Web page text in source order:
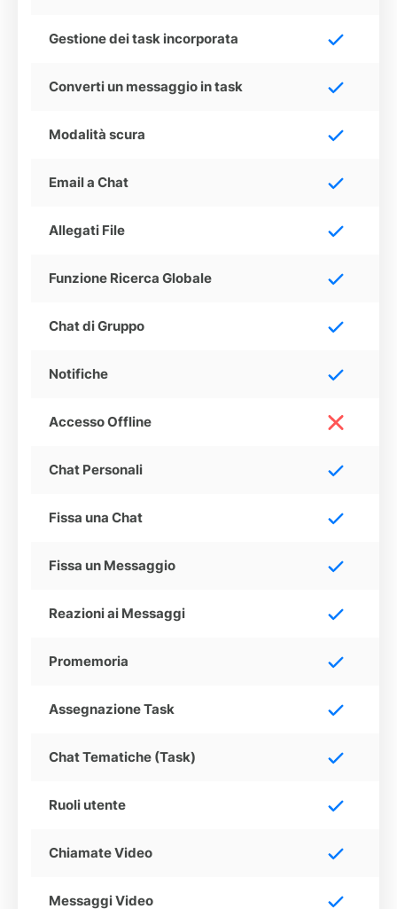
Gestione dei task incorporata
Converti un messaggio in task
Modalità scura
Email a Chat
Allegati File
Funzione Ricerca Globale
Chat di Gruppo
Notifiche
Accesso Offline
Chat Personali
Fissa una Chat
Fissa un Messaggio
Reazioni ai Messaggi
Promemoria
Assegnazione Task
Chat Tematiche (Task)
Ruoli utente
Chiamate Video
Messaggi Video